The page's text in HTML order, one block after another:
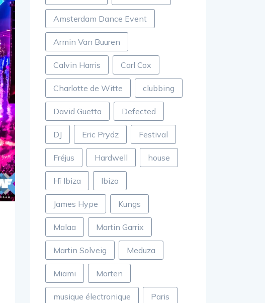
Amsterdam Dance Event
Armin Van Buuren
Calvin Harris Carl Cox
Charlotte de Witte clubbing
David Guetta Defected
DJ Eric Prydz Festival
Fréjus Hardwell house
Hï Ibiza Ibiza
James Hype Kungs
Malaa Martin Garrix
Martin Solveig Meduza
Miami Morten
musique électronique Paris